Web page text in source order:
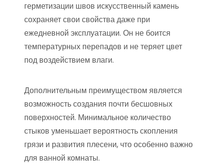
герметизации швов искусственный камень
сохраняет свои свойства даже при
ежедневной эксплуатации. Он не боится
температурных перепадов и не теряет цвет
под воздействием влаги.
Дополнительным преимуществом является
возможность создания почти бесшовных
поверхностей. Минимальное количество
стыков уменьшает вероятность скопления
грязи и развития плесени, что особенно важно
для ванной комнаты.